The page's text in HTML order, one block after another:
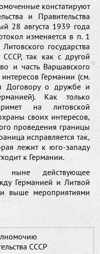
констатируют
и Правительства
28 августа 1939 года
изменяется в п. 1
государства
СССР, так как с другой
и часть Варшавского
Германии (см.
Договору о дружбе и
Как только
на литовской
своих интересов,
проведения границы
исправляется так,
лежит к юго-западу
к Германии.
ныне действующее
Германией и Литвой
выше мероприятиями
СССР